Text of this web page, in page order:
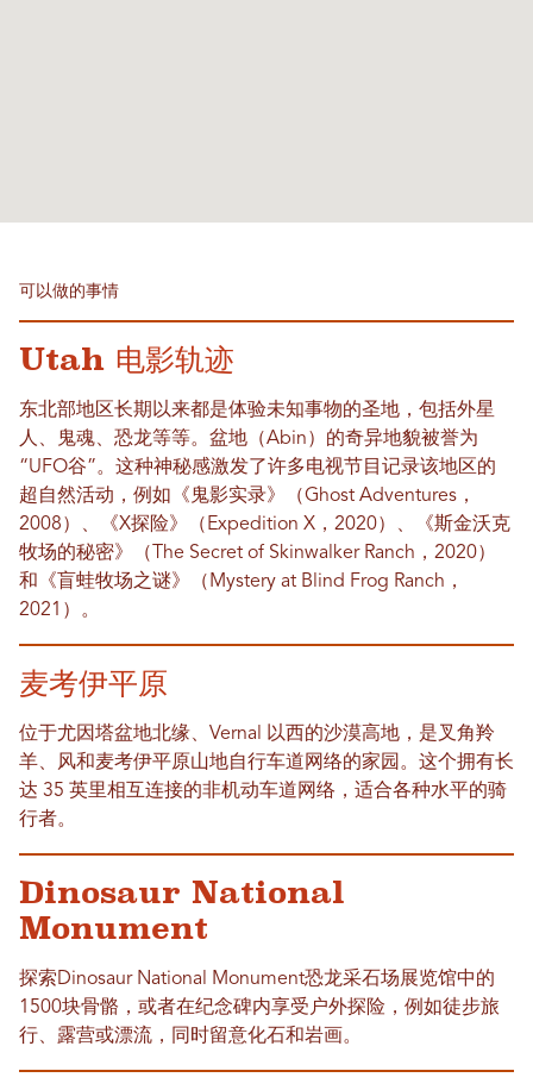
可以做的事情
Utah 电影轨迹
东北部地区长期以来都是体验未知事物的圣地，包括外星
人、鬼魂、恐龙等等。盆地（Abin）的奇异地貌被誉为
“UFO谷”。这种神秘感激发了许多电视节目记录该地区的
超自然活动，例如《鬼影实录》（Ghost Adventures，
2008）、《X探险》（Expedition X，2020）、《斯金沃克
牧场的秘密》（The Secret of Skinwalker Ranch，2020）
和《盲蛙牧场之谜》（Mystery at Blind Frog Ranch，
2021）。
麦考伊平原
位于尤因塔盆地北缘、Vernal 以西的沙漠高地，是叉角羚
羊、风和麦考伊平原山地自行车道网络的家园。这个拥有长
达 35 英里相互连接的非机动车道网络，适合各种水平的骑
行者。
Dinosaur National
Monument
探索Dinosaur National Monument恐龙采石场展览馆中的
1500块骨骼，或者在纪念碑内享受户外探险，例如徒步旅
行、露营或漂流，同时留意化石和岩画。